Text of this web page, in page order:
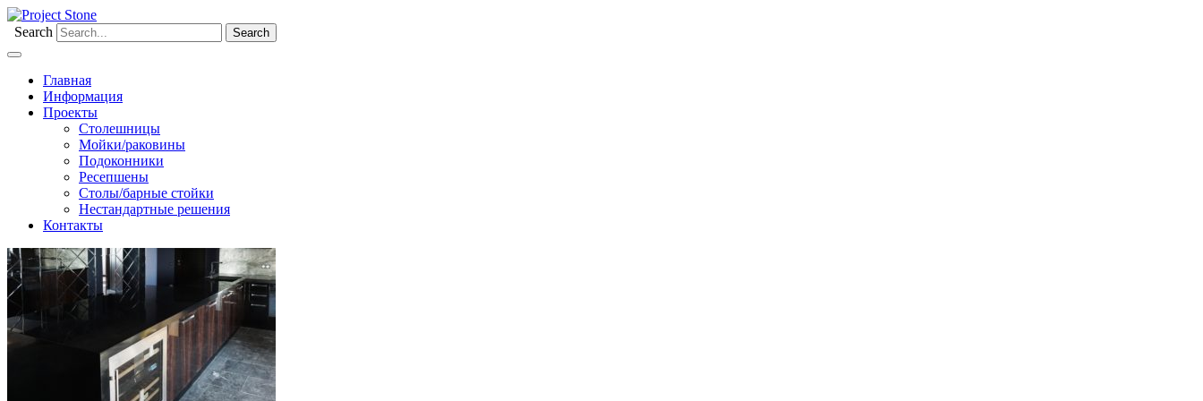
Search
Главная
Информация
Проекты
Столешницы
Мойки/раковины
Подоконники
Ресепшены
Столы/барные стойки
Нестандартные решения
Контакты